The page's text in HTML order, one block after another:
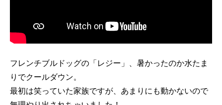
フレンチブルドッグの「レジー」、暑かったのか水たま
りでクールダウン。
最初は笑っていた家族ですが、あまりにも動かないので